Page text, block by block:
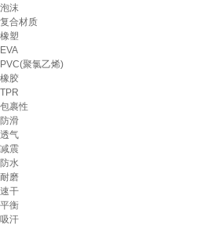
泡沫
复合材质
橡塑
EVA
PVC(聚氯乙烯)
橡胶
TPR
包裹性
防滑
透气
减震
防水
耐磨
速干
平衡
吸汗